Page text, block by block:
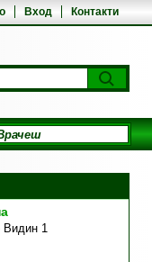
Вход Контакти
Видин 1